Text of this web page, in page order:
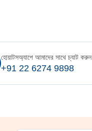
+91 22 6274 9898
হোয়াটসঅ্যাপে আমাদের সাথে চ্যাট করুন